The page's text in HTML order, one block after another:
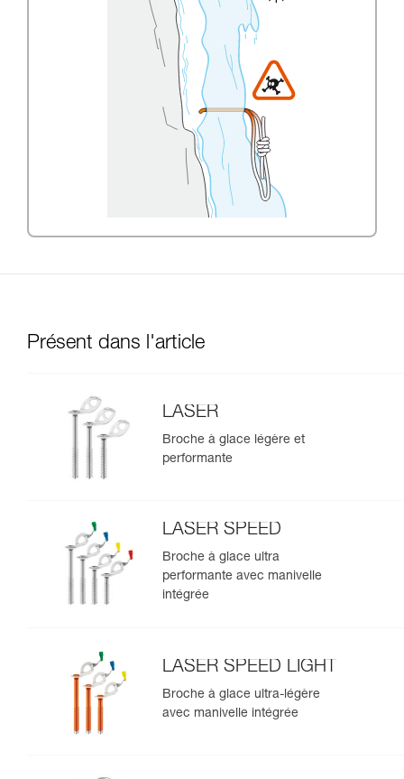
Présent dans l'article
LASER
Broche à glace légère et
performante
LASER SPEED
Broche à glace ultra
performante avec manivelle
intégrée
LASER SPEED LIGHT
Broche à glace ultra-légère
avec manivelle intégrée